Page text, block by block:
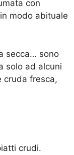
con
modo abituale
secca… sono
solo ad alcuni
cruda fresca,
crudi.